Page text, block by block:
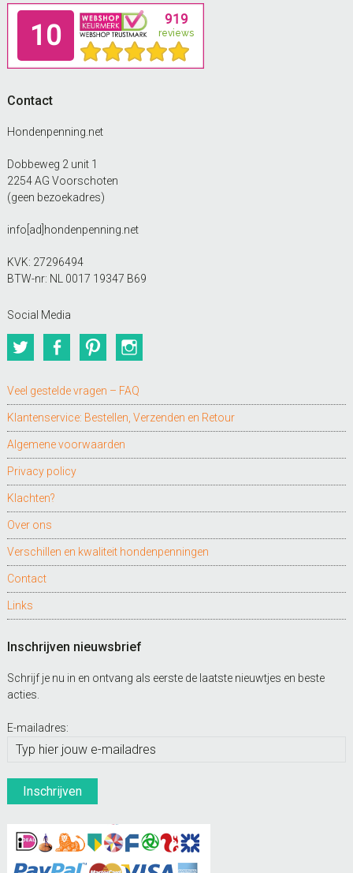
Footer
Contact
Hondenpenning.net
Dobbeweg 2 unit 1
2254 AG Voorschoten
(geen bezoekadres)
info[ad]hondenpenning.net
KVK: 27296494
BTW-nr: NL 0017 19347 B69
Social Media
TwitterFacebookPinterest
Veel gestelde vragen – FAQ
Klantenservice: Bestellen, Verzenden en Retour
Algemene voorwaarden
Privacy policy
Klachten?
Over ons
Verschillen en kwaliteit hondenpenningen
Contact
Links
Inschrijven nieuwsbrief
Schrijf je nu in en ontvang als eerste de laatste nieuwtjes en beste
acties.
E-mailadres: